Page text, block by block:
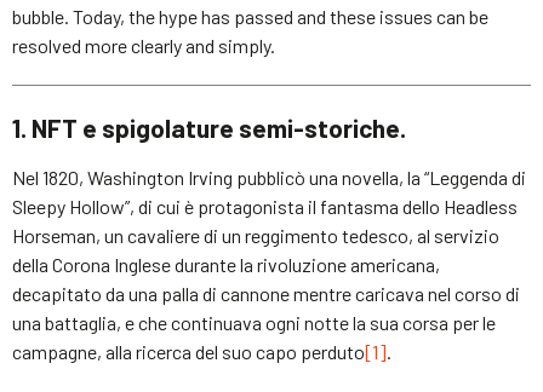
bubble. Today, the hype has passed and these issues can be
resolved more clearly and simply.
1. NFT e spigolature semi-storiche.
Nel 1820, Washington Irving pubblicò una novella, la “Leggenda di
Sleepy Hollow”, di cui è protagonista il fantasma dello Headless
Horseman, un cavaliere di un reggimento tedesco, al servizio
della Corona Inglese durante la rivoluzione americana,
decapitato da una palla di cannone mentre caricava nel corso di
una battaglia, e che continuava ogni notte la sua corsa per le
campagne, alla ricerca del suo capo perduto[1].